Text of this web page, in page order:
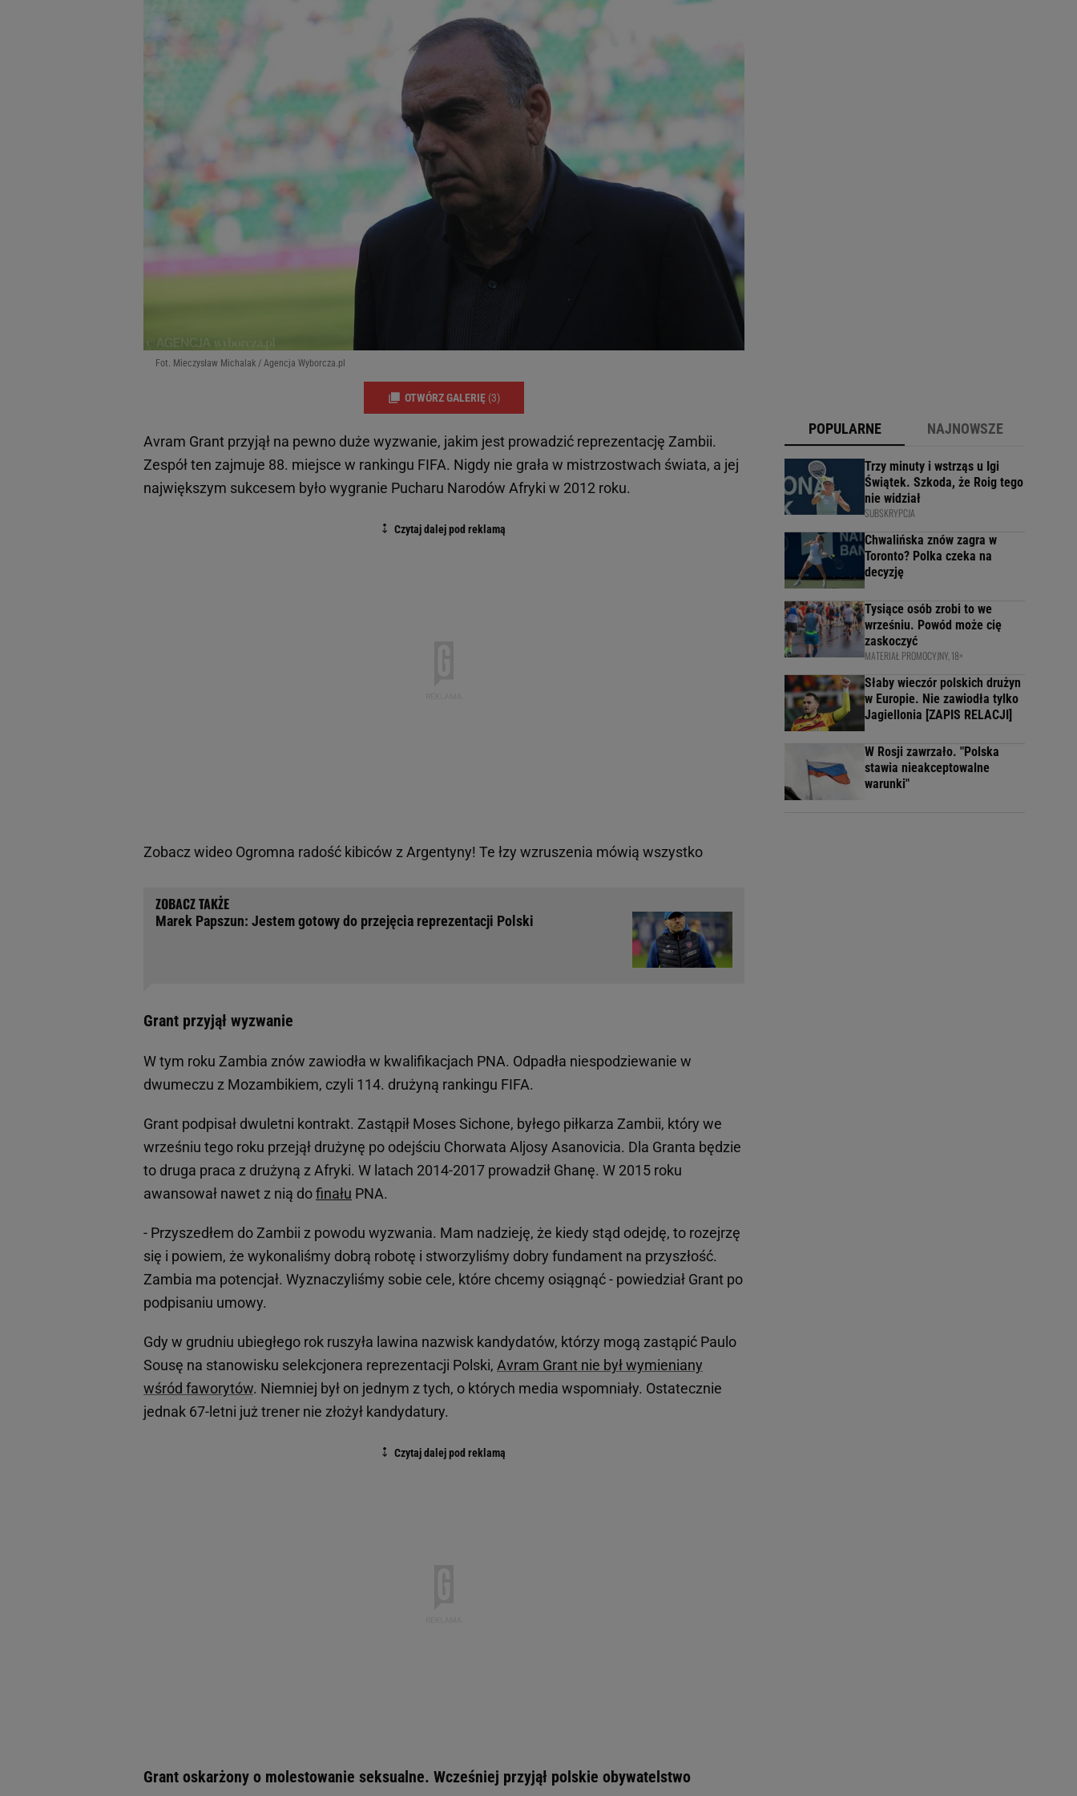
Fot. Mieczysław Michalak / Agencja Wyborcza.pl
OTWÓRZ GALERIĘ (3)
Avram Grant przyjął na pewno duże wyzwanie, jakim jest prowadzić reprezentację Zambii.
Zespół ten zajmuje 88. miejsce w rankingu FIFA. Nigdy nie grała w mistrzostwach świata, a jej
największym sukcesem było wygranie Pucharu Narodów Afryki w 2012 roku.
Zobacz wideo Ogromna radość kibiców z Argentyny! Te łzy wzruszenia mówią wszystko
Marek Papszun: Jestem gotowy do przejęcia reprezentacji Polski
Grant przyjął wyzwanie
W tym roku Zambia znów zawiodła w kwalifikacjach PNA. Odpadła niespodziewanie w
dwumeczu z Mozambikiem, czyli 114. drużyną rankingu FIFA.
Grant podpisał dwuletni kontrakt. Zastąpił Moses Sichone, byłego piłkarza Zambii, który we
wrześniu tego roku przejął drużynę po odejściu Chorwata Aljosy Asanovicia. Dla Granta będzie
to druga praca z drużyną z Afryki. W latach 2014-2017 prowadził Ghanę. W 2015 roku
awansował nawet z nią dofinału PNA.
- Przyszedłem do Zambii z powodu wyzwania. Mam nadzieję, że kiedy stąd odejdę, to rozejrzę
się i powiem, że wykonaliśmy dobrą robotę i stworzyliśmy dobry fundament na przyszłość.
Zambia ma potencjał. Wyznaczyliśmy sobie cele, które chcemy osiągnąć - powiedział Grant po
podpisaniu umowy.
Gdy w grudniu ubiegłego rok ruszyła lawina nazwisk kandydatów, którzy mogą zastąpić Paulo
Sousę na stanowisku selekcjonera reprezentacji Polski, Avram Grant nie był wymieniany
wśród faworytów. Niemniej był on jednym z tych, o których media wspomniały. Ostatecznie
jednak 67-letni już trener nie złożył kandydatury.
Grant oskarżony o molestowanie seksualne. Wcześniej przyjął polskie obywatelstwo
POPULARNE NAJNOWSZE
Trzy minuty i wstrząs u Igi
Świątek. Szkoda, że Roig tego
nie widział
SUBSKRYPCJA
Chwalińska znów zagra w
Toronto? Polka czeka na
decyzję
Tysiące osób zrobi to we
wrześniu. Powód może cię
zaskoczyć
MATERIAŁ PROMOCYJNY, 18+
Słaby wieczór polskich drużyn
w Europie. Nie zawiodła tylko
Jagiellonia [ZAPIS RELACJI]
W Rosji zawrzało. "Polska
stawia nieakceptowalne
warunki"